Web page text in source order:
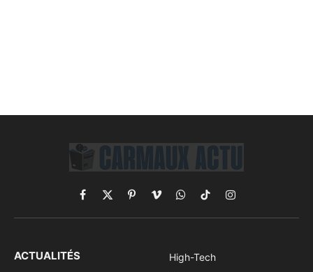
Facebook
X
(Twitter)
PinterestVimeoWhatsApp
TikTokInstagram
ACTUALITÉS
High-Tech